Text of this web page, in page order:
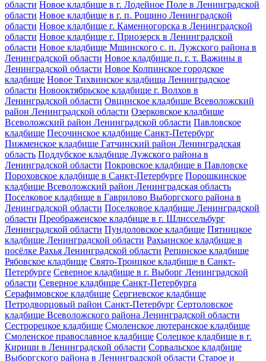
области Новое кладбище в г. Лодейное Поле в Ленинградской
области Новое кладбище в г. п. Рощино Ленинградской
области Новое кладбище г. Каменногорска в Ленинградской
области Новое кладбище г. Приозерск в Ленинградской
области Новое кладбище Мшинского с. п. Лужского района в
Ленинградской области Новое кладбище п. г. т. Важины в
Ленинградской области Новое Колпинское городское
кладбище Новое Тихвинское кладбища Ленинградское
области Новооктябрьское кладбище г. Волхов в
Ленинградской области Овцинское кладбище Всеволожский
район Ленинградской области Озерковское кладбище
Всеволожский район Ленинградской области Павловское
кладбище Песочинское кладбище Санкт-Петербург
Пижменское кладбище Гатчинский район Ленинградская
область Поддубское кладбище Лужского района в
Ленинградской области Покровское кладбище в Павловске
Пороховское кладбище в Санкт-Петербурге Порошкинское
кладбище Всеволожский район Ленинградская область
Поселковое кладбище в Гаврилово Выборгского района в
Ленинградской области Поселковое кладбище Ленинградской
области Преображенское кладбище в г. Шлиссельбург
Ленинградской области Пундоловское кладбище Пятницкое
кладбище Ленинградской области Рахьинское кладбище в
посёлке Рахья Ленинградской области Репинское кладбище
Рябовское кладбище Свято-Троицкое кладбище в Санкт-
Петербурге Северное кладбище в г. Выборг Ленинградской
области Северное кладбище Санкт-Петербурга
Серафимовское кладбище Сергиевское кладбище
Петродворцовый район Санкт-Петербург Сертоловское
кладбище Всеволожского района Ленинградской области
Сестрорецкое кладбище Смоленское лютеранское кладбище
Смоленское православное кладбище Солецкое кладбище в г.
Кириши в Ленинградской области Сорвальское кладбище
Выборгского района в Ленинградской области Старое и